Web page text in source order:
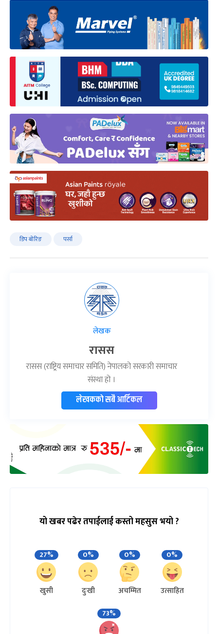
डिप बोरिङ पर्सा
लेखक
रासस
रासस (राष्ट्रिय समाचार समिति) नेपालको सरकारी समाचार
संस्था हो ।
लेखकको सबै आर्टिकल
यो खबर पढेर तपाईलाई कस्तो महसुस भयो ?
27%
खुसी
0%
दुःखी
0%
अचम्मित
0%
उत्साहित
73%